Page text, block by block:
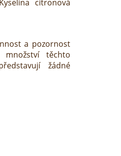
citronová
a pozornost
těchto
žádné